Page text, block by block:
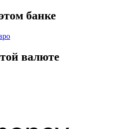
банке
валюте